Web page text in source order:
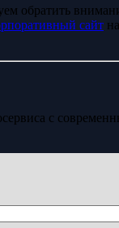
обратить
сайт
с